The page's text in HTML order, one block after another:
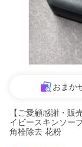
おまか
【ご愛顧感謝・販
イビースキンソー
角栓除去 花粉